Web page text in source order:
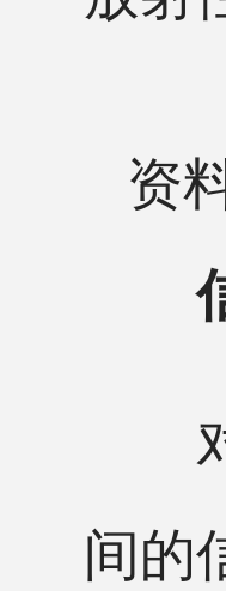
资
对
间的